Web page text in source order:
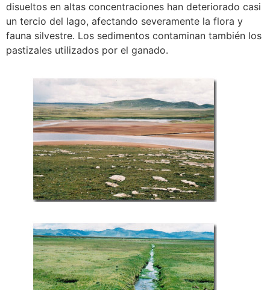
disueltos en altas concentraciones han deteriorado casi
un tercio del lago, afectando severamente la flora y
fauna silvestre. Los sedimentos contaminan también los
pastizales utilizados por el ganado.